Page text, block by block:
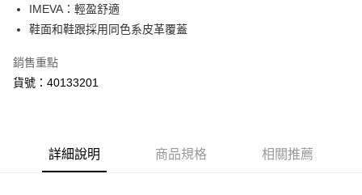
悠遊付
運送方式
IMEVA：輕盈舒適
鞋面和鞋跟採用同色系皮革覆蓋
銷售重點
貨號：40133201
詳細說明 商品規格 相關推薦